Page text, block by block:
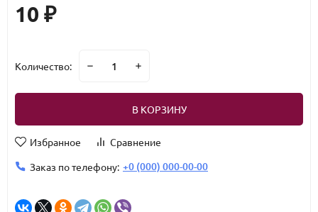
10 ₽
Количество:
В КОРЗИНУ
Избранное
Сравнение
Заказ по телефону: +0 (000) 000-00-00